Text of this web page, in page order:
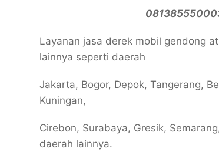
Layanan jasa derek mobil gendong
lainnya seperti daerah
Jakarta, Bogor, Depok, Tangerang,
Kuningan,
Cirebon, Surabaya, Gresik,
daerah lainnya.